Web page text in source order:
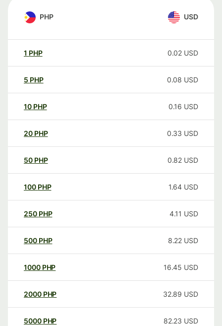
PHP USD
1 PHP 0.02 USD
5 PHP 0.08 USD
10 PHP 0.16 USD
20 PHP 0.33 USD
50 PHP 0.82 USD
100 PHP 1.64 USD
250 PHP 4.11 USD
500 PHP 8.22 USD
1000 PHP 16.45 USD
2000 PHP 32.89 USD
5000 PHP 82.23 USD